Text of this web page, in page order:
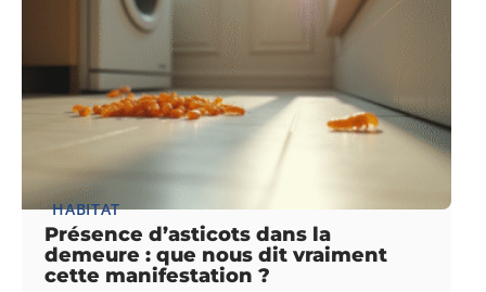
HABITAT
Présence d’asticots dans la
demeure : que nous dit vraiment
cette manifestation ?